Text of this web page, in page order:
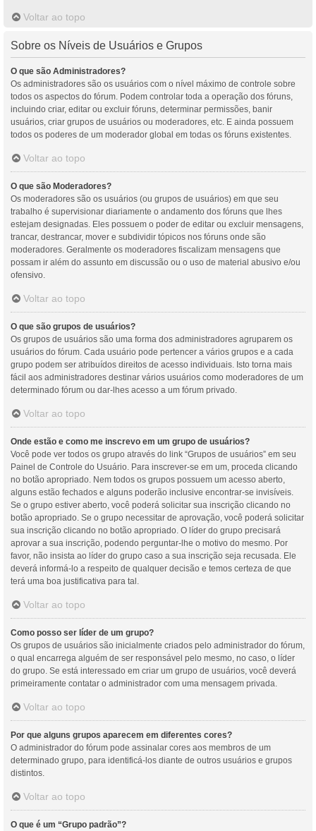
Voltar ao topo
Sobre os Níveis de Usuários e Grupos
O que são Administradores?
Os administradores são os usuários com o nível máximo de controle sobre
todos os aspectos do fórum. Podem controlar toda a operação dos fóruns,
incluindo criar, editar ou excluir fóruns, determinar permissões, banir
usuários, criar grupos de usuários ou moderadores, etc. E ainda possuem
todos os poderes de um moderador global em todas os fóruns existentes.
Voltar ao topo
O que são Moderadores?
Os moderadores são os usuários (ou grupos de usuários) em que seu
trabalho é supervisionar diariamente o andamento dos fóruns que lhes
estejam designadas. Eles possuem o poder de editar ou excluir mensagens,
trancar, destrancar, mover e subdividir tópicos nos fóruns onde são
moderadores. Geralmente os moderadores fiscalizam mensagens que
possam ir além do assunto em discussão ou o uso de material abusivo e/ou
ofensivo.
Voltar ao topo
O que são grupos de usuários?
Os grupos de usuários são uma forma dos administradores agruparem os
usuários do fórum. Cada usuário pode pertencer a vários grupos e a cada
grupo podem ser atribuídos direitos de acesso individuais. Isto torna mais
fácil aos administradores destinar vários usuários como moderadores de um
determinado fórum ou dar-lhes acesso a um fórum privado.
Voltar ao topo
Onde estão e como me inscrevo em um grupo de usuários?
Você pode ver todos os grupo através do link “Grupos de usuários” em seu
Painel de Controle do Usuário. Para inscrever-se em um, proceda clicando
no botão apropriado. Nem todos os grupos possuem um acesso aberto,
alguns estão fechados e alguns poderão inclusive encontrar-se invisíveis.
Se o grupo estiver aberto, você poderá solicitar sua inscrição clicando no
botão apropriado. Se o grupo necessitar de aprovação, você poderá solicitar
sua inscrição clicando no botão apropriado. O líder do grupo precisará
aprovar a sua inscrição, podendo perguntar-lhe o motivo do mesmo. Por
favor, não insista ao líder do grupo caso a sua inscrição seja recusada. Ele
deverá informá-lo a respeito de qualquer decisão e temos certeza de que
terá uma boa justificativa para tal.
Voltar ao topo
Como posso ser líder de um grupo?
Os grupos de usuários são inicialmente criados pelo administrador do fórum,
o qual encarrega alguém de ser responsável pelo mesmo, no caso, o líder
do grupo. Se está interessado em criar um grupo de usuários, você deverá
primeiramente contatar o administrador com uma mensagem privada.
Voltar ao topo
Por que alguns grupos aparecem em diferentes cores?
O administrador do fórum pode assinalar cores aos membros de um
determinado grupo, para identificá-los diante de outros usuários e grupos
distintos.
Voltar ao topo
O que é um “Grupo padrão”?